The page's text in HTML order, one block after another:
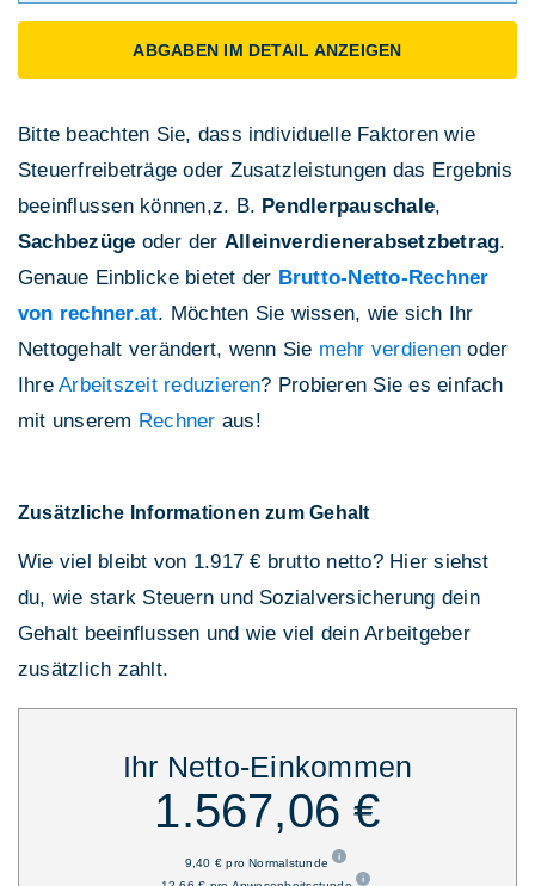
ABGABEN IM DETAIL ANZEIGEN
Bitte beachten Sie, dass individuelle Faktoren wie
Steuerfreibeträge oder Zusatzleistungen das Ergebnis
beeinflussen können,z. B. Pendlerpauschale,
Sachbezüge oder der Alleinverdienerabsetzbetrag.
Genaue Einblicke bietet der Brutto-Netto-Rechner
von rechner.at. Möchten Sie wissen, wie sich Ihr
Nettogehalt verändert, wenn Sie mehr verdienen oder
IhreArbeitszeit reduzieren? Probieren Sie es einfach
mit unserem Rechner aus!
Zusätzliche Informationen zum Gehalt
Wie viel bleibt von 1.917 € brutto netto? Hier siehst
du, wie stark Steuern und Sozialversicherung dein
Gehalt beeinflussen und wie viel dein Arbeitgeber
zusätzlich zahlt.
Ihr Netto-Einkommen
1.567,06 €
9,40 € pro Normalstunde